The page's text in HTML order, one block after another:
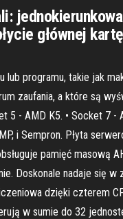
głównej
programu, takie jak
zaufania, a które są
5 - AMD K5. • Socket
i Sempron. Płyta
pamięć
Doskonale nadaje się
dzięki czterem
w sumie do 32